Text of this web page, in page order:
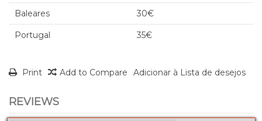
Baleares 30€
Portugal 35€
Print Add to Compare Adicionar à Lista de desejos
REVIEWS